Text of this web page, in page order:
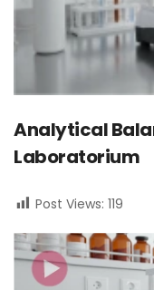
Analytical
Laboratorium
Post Views: 119